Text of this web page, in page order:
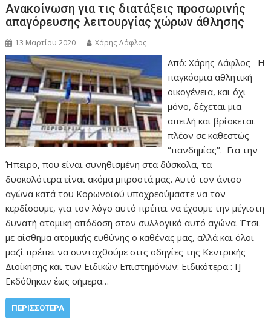
Ανακοίνωση για τις διατάξεις προσωρινής
απαγόρευσης λειτουργίας χώρων άθλησης
13 Μαρτίου 2020 Χάρης Δάφλος
Από: Χάρης Δάφλος– Η
παγκόσμια αθλητική
οικογένεια, και όχι
μόνο, δέχεται μια
απειλή και βρίσκεται
πλέον σε καθεστώς
‘’πανδημίας’’. Για την
Ήπειρο, που είναι συνηθισμένη στα δύσκολα, τα
δυσκολότερα είναι ακόμα μπροστά μας. Αυτό τον άνισο
αγώνα κατά του Κορωνοϊού υποχρεούμαστε να τον
κερδίσουμε, για τον λόγο αυτό πρέπει να έχουμε την μέγιστη
δυνατή ατομική απόδοση στον συλλογικό αυτό αγώνα. Έτσι
με αίσθημα ατομικής ευθύνης ο καθένας μας, αλλά και όλοι
μαζί πρέπει να συνταχθούμε στις οδηγίες της Κεντρικής
Διοίκησης και των Ειδικών Επιστημόνων: Ειδικότερα : Ι]
Εκδόθηκαν έως σήμερα…
ΠΕΡΙΣΣΌΤΕΡΑ